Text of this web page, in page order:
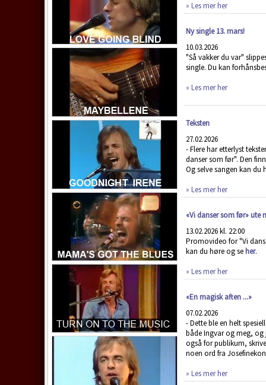
» Les mer her
Ny single 13. mars!
10.03.2026
"Så vakker du var"
single. Du kan
» Les mer her
Teksten
27.02.2026
- Flere har etterlyst
danser som før". Den
Og selve sangen kan du
» Les mer her
«Vi danser som før» ute
13.02.2026 kl. 22:00
Promovideo for "Vi
kan du høre og se her.
» Les mer her
«En magisk aften ...»
07.02.2026
- Dette ble en helt
både Ingvar og meg, og
også for publikum,
noen ord fra
» Les mer her